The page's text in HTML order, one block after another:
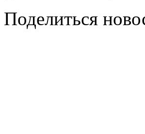
Поделиться